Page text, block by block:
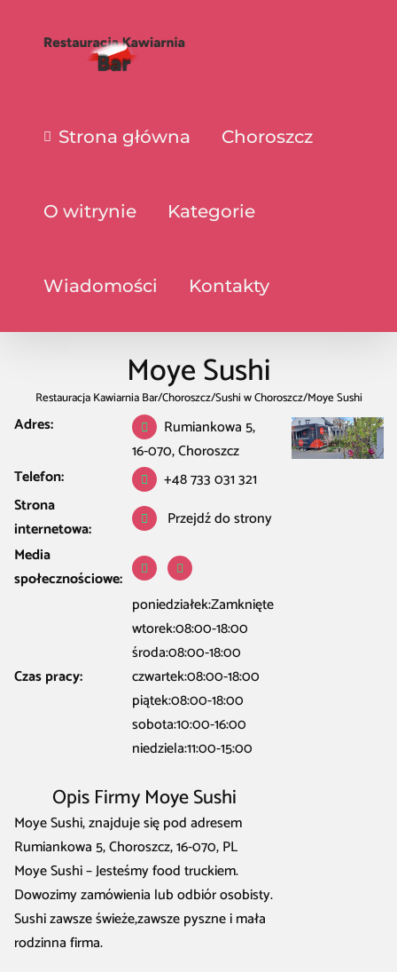
Strona główna Choroszcz
O witrynie Kategorie
Wiadomości Kontakty
Moye Sushi
Restauracja Kawiarnia Bar/Choroszcz/Sushi w Choroszcz/Moye Sushi
Adres:
Rumiankowa 5,
16-070, Choroszcz
Telefon:
+48 733 031 321
Strona
internetowa:
Przejdź do strony
Media
społecznościowe:
Czas pracy:
poniedziałek:Zamknięte
wtorek:08:00-18:00
środa:08:00-18:00
czwartek:08:00-18:00
piątek:08:00-18:00
sobota:10:00-16:00
niedziela:11:00-15:00
Opis Firmy Moye Sushi
Moye Sushi, znajduje się pod adresem
Rumiankowa 5, Choroszcz, 16-070, PL
Moye Sushi – Jesteśmy food truckiem.
Dowozimy zamówienia lub odbiór osobisty.
Sushi zawsze świeże,zawsze pyszne i mała
rodzinna firma.